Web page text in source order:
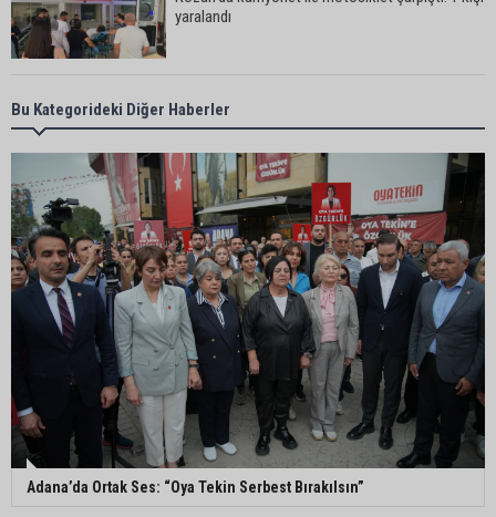
yaralandı
Karataş Belediye Başkanı Ali Bedrettin Karataş:
“Sahillerimize birlikte sahip çıkalım”
Pozantı’da İlçe Jandarma Komutanlığı ekipleri
vatandaşları dijital dolandırıcılığa karşı uyardı
Adana Lezzet Festivali için stratejik hazırlık
toplantısı yapıldı
Adana’da 478 yıllık Kemeraltı Camii’nde sprey
boya krizi: Vatandaşlar denetimlerin artırılmasını
istedi
Bu Kategorideki Diğer Haberler
Adana’da Ortak Ses: “Oya Tekin Serbest Bırakılsın”